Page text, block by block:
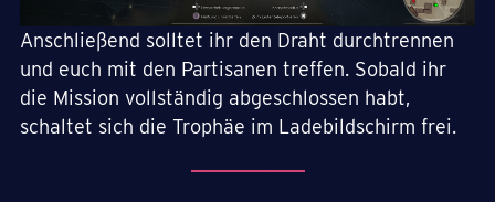
Anschließend solltet ihr den Draht durchtrennen
und euch mit den Partisanen treffen. Sobald ihr
die Mission vollständig abgeschlossen habt,
schaltet sich die Trophäe im Ladebildschirm frei.